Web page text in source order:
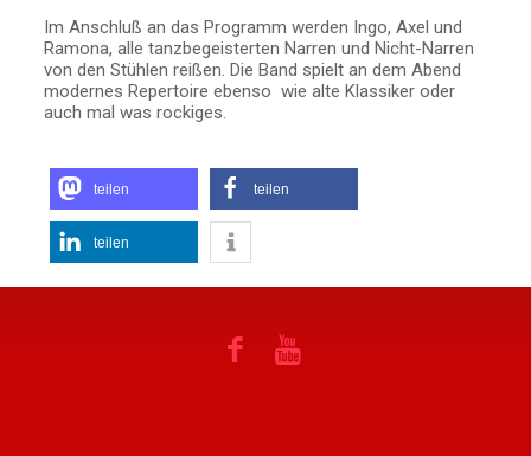
Im Anschluß an das Programm werden Ingo, Axel und
Ramona, alle tanzbegeisterten Narren und Nicht-Narren
von den Stühlen reißen. Die Band spielt an dem Abend
modernes Repertoire ebenso wie alte Klassiker oder
auch mal was rockiges.
teilen teilen
teilen